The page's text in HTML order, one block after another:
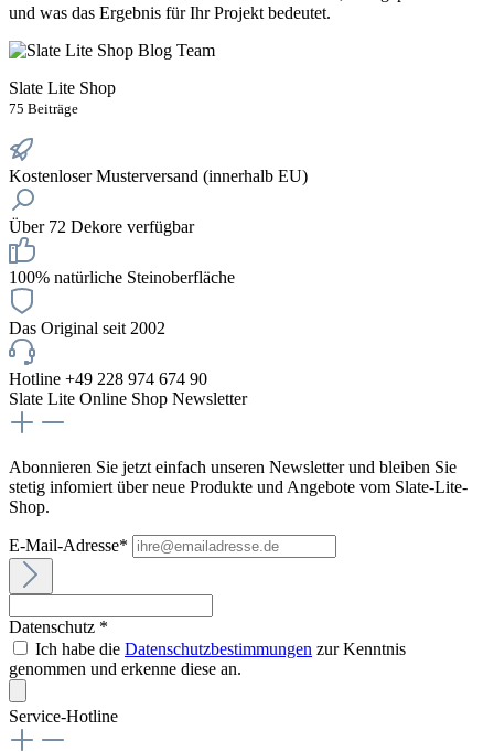
und was das Ergebnis für Ihr Projekt bedeutet.
Slate Lite Shop
75 Beiträge
Kostenloser Musterversand (innerhalb EU)
Über 72 Dekore verfügbar
100% natürliche Steinoberfläche
Das Original seit 2002
Hotline +49 228 974 674 90
Slate Lite Online Shop Newsletter
Abonnieren Sie jetzt einfach unseren Newsletter und bleiben Sie
stetig infomiert über neue Produkte und Angebote vom Slate-Lite-
Shop.
E-Mail-Adresse*
Datenschutz *
Ich habe die Datenschutzbestimmungen zur Kenntnis
genommen und erkenne diese an.
Service-Hotline